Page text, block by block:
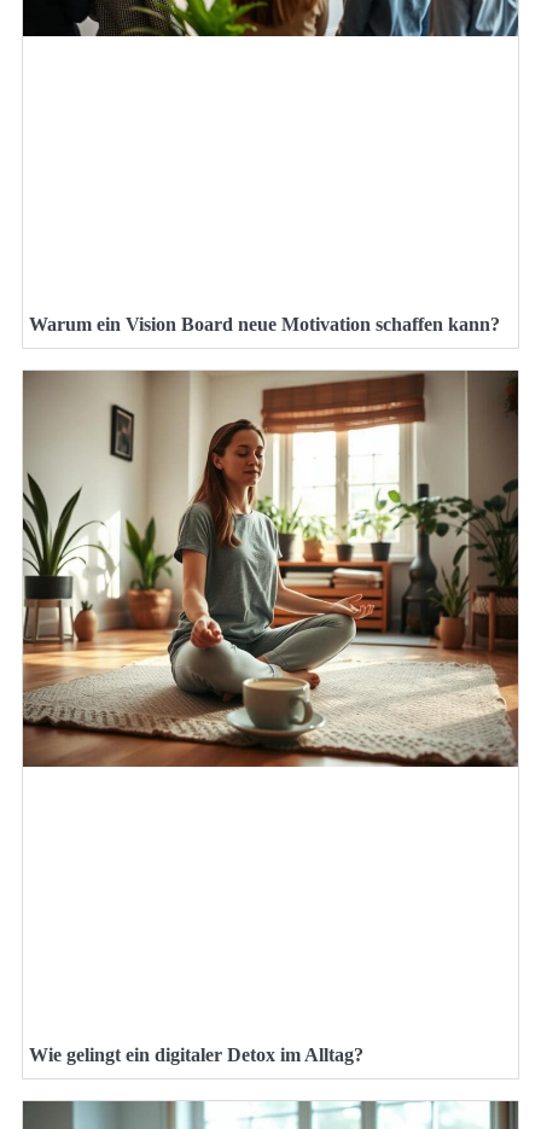
Warum ein Vision Board neue Motivation schaffen kann?
Wie gelingt ein digitaler Detox im Alltag?